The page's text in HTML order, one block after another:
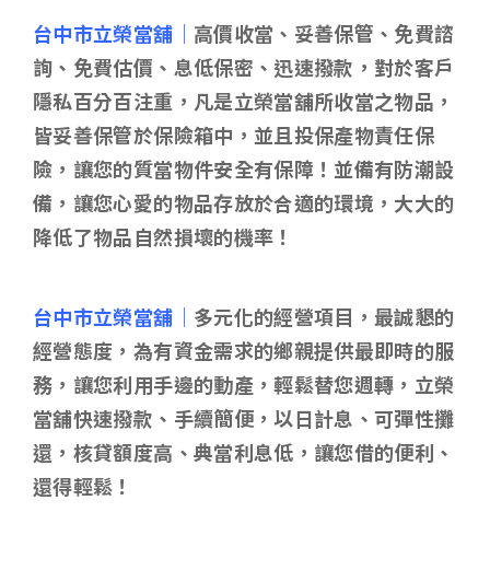
台中市立榮當舖｜ 高價收當、妥善保管、免費諮
詢、免費估價、息低保密、迅速撥款，對於客戶
隱私百分百注重，凡是立榮當舖所收當之物品，
皆妥善保管於保險箱中，並且投保產物責任保
險，讓您的質當物件安全有保障！並備有防潮設
備，讓您心愛的物品存放於合適的環境，大大的
降低了物品自然損壞的機率！
台中市立榮當舖｜ 多元化的經營項目，最誠懇的
經營態度，為有資金需求的鄉親提供最即時的服
務，讓您利用手邊的動產，輕鬆替您週轉，立榮
當舖快速撥款、手續簡便，以日計息、可彈性攤
還，核貸額度高、典當利息低，讓您借的便利、
還得輕鬆！